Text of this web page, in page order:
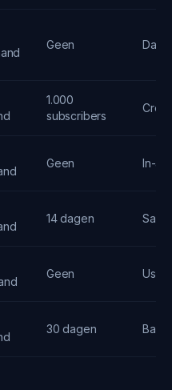
Geen
1.000
subscribers
Geen In-
14 dagen
Geen User
30 dagen Basis